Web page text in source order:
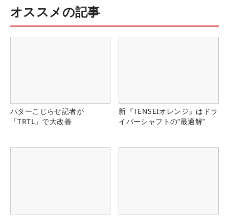
オススメの記事
パターこじらせ記者が
「TRTL」で大改善
新『TENSEIオレンジ』はドラ
イバーシャフトの“最適解”